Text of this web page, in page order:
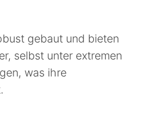
gebaut und bieten
selbst unter extremen
was ihre